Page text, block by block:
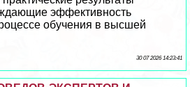
эффективность
обучения в высшей
30 07 2026 14:23:41